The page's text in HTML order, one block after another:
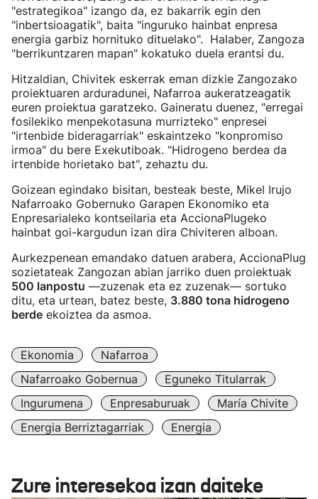
"estrategikoa" izango da, ez bakarrik egin den
"inbertsioagatik", baita "inguruko hainbat enpresa
energia garbiz hornituko dituelako". Halaber, Zangoza
"berrikuntzaren mapan" kokatuko duela erantsi du.
Hitzaldian, Chivitek eskerrak eman dizkie Zangozako
proiektuaren arduradunei, Nafarroa aukeratzeagatik
euren proiektua garatzeko. Gaineratu duenez, "erregai
fosilekiko menpekotasuna murrizteko" enpresei
"irtenbide bideragarriak" eskaintzeko "konpromiso
irmoa" du bere Exekutiboak. "Hidrogeno berdea da
irtenbide horietako bat", zehaztu du.
Goizean egindako bisitan, besteak beste, Mikel Irujo
Nafarroako Gobernuko Garapen Ekonomiko eta
Enpresarialeko kontseilaria eta AccionaPlugeko
hainbat goi-kargudun izan dira Chiviteren alboan.
Aurkezpenean emandako datuen arabera, AccionaPlug
sozietateak Zangozan abian jarriko duen proiektuak
500 lanpostu —zuzenak eta ez zuzenak— sortuko
ditu, eta urtean, batez beste, 3.880 tona hidrogeno
berde ekoiztea da asmoa.
Ekonomia
Nafarroa
Nafarroako Gobernua
Eguneko Titularrak
Ingurumena
Enpresaburuak
María Chivite
Energia Berriztagarriak
Energia
Zure interesekoa izan daiteke